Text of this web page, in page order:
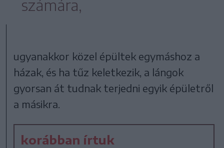
számára,
ugyanakkor közel épültek egymáshoz a
házak, és ha tűz keletkezik, a lángok
gyorsan át tudnak terjedni egyik épületről
a másikra.
korábban írtuk